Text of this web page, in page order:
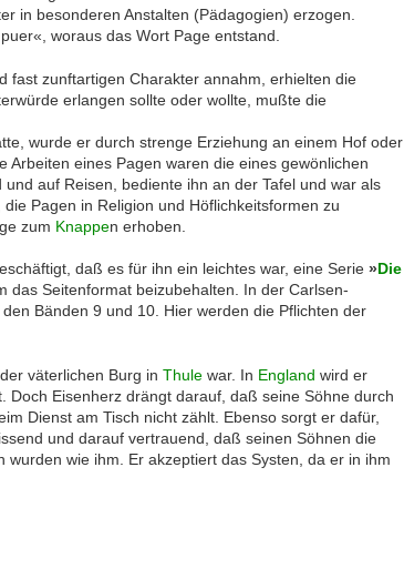
in besonderen Anstalten (Pädagogien) erzogen.
woraus das Wort Page entstand.
fast zunftartigen Charakter annahm, erhielten die
erlangen sollte oder wollte, mußte die
wurde er durch strenge Erziehung an einem Hof oder
Arbeiten eines Pagen waren die eines gewönlichen
auf Reisen, bediente ihn an der Tafel und war als
Pagen in Religion und Höflichkeitsformen zu
zum Knappen erhoben.
daß es für ihn ein leichtes war, eine Serie »Die
das Seitenformat beizubehalten. In der Carlsen-
Bänden 9 und 10. Hier werden die Pflichten der
väterlichen Burg in Thule war. In England wird er
Doch Eisenherz drängt darauf, daß seine Söhne durch
Dienst am Tisch nicht zählt. Ebenso sorgt er dafür,
und darauf vertrauend, daß seinen Söhnen die
wie ihm. Er akzeptiert das Systen, da er in ihm